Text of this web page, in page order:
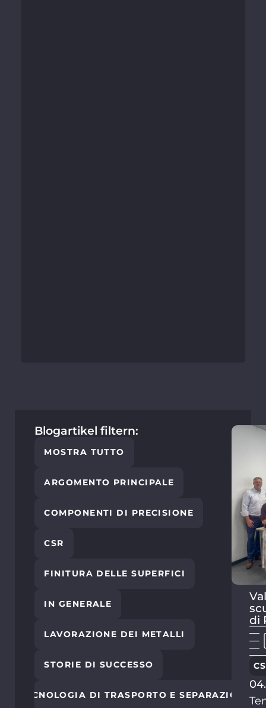
Blogartikel filtern:
ARGOMENTO PRINCIPALE
COMPONENTI DI PRECISIONE
CSR
FINITURA DELLE SUPERFICI
IN GENERALE
LAVORAZIONE DEI METALLI
STORIE DI SUCCESSO
TECNOLOGIA DI TRASPORTO E SEPARAZIONE
MOSTRA TUTTO
di